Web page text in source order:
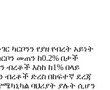
ካርቦንን የያዘ የብረት አይነት
መጠን ከ0.2% በታች
ብረቶች እስከ ከ1% በላይ
ብረቶች ድረስ በከፍተኛ ደረጃ
ባህሪያት ያሉት ሲሆን